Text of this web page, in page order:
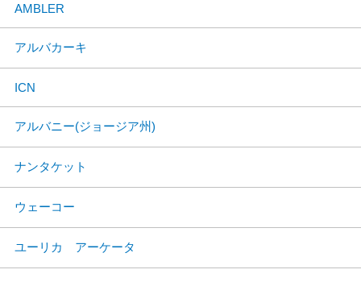
AMBLER
アルバカーキ
ICN
アルバニー(ジョージア州)
ナンタケット
ウェーコー
ユーリカ アーケータ